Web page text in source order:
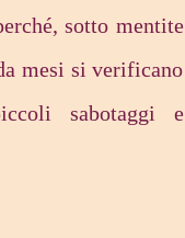
sotto mentite
mesi si verificano
sabotaggi e